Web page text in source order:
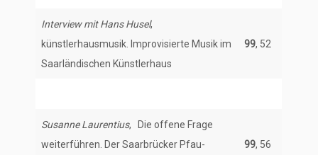
Interview mit Hans Husel,
künstlerhausmusik. Improvisierte Musik im
Saarländischen Künstlerhaus
99, 52
Susanne Laurentius, Die offene Frage
weiterführen. Der Saarbrücker Pfau-
99, 56